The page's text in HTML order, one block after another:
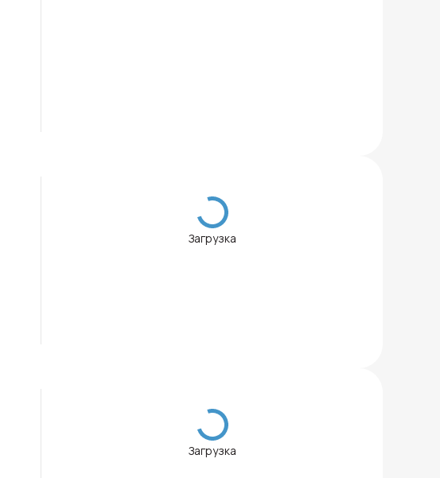
Загрузка
Загрузка